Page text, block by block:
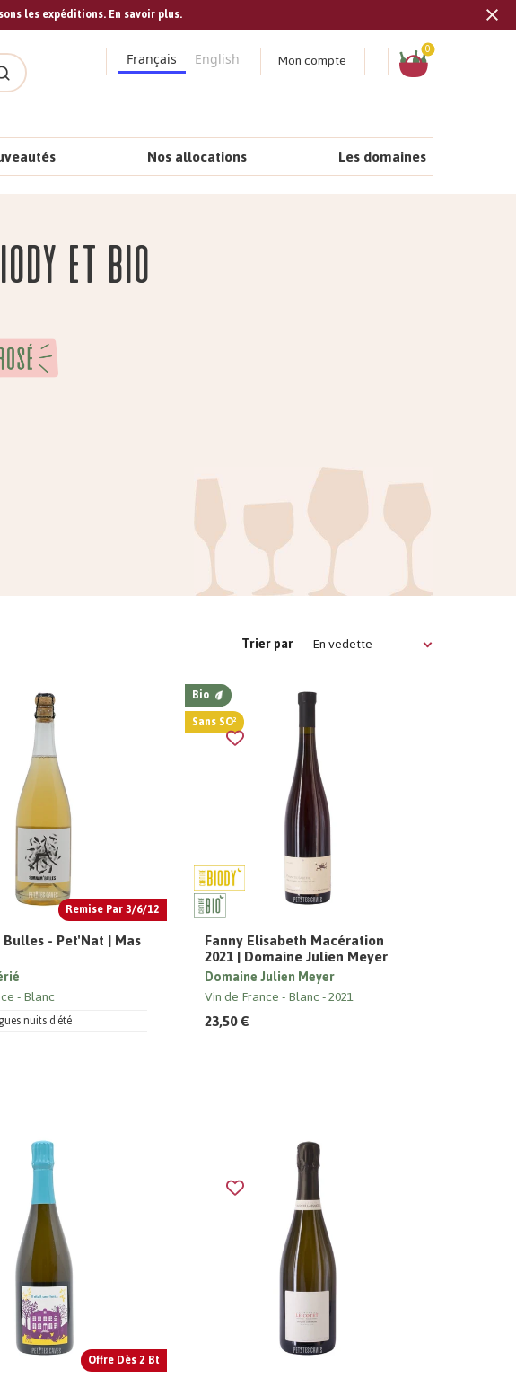
les expéditions. En savoir plus.
Rechercher
Français English Mon compte
Panier
0
Nos allocations Les domaines
et bio
Trier par En vedette
Remise Par 3/6/12
- Pet'Nat | Mas
nuits d'été
Blanc
Bio
Sans SO²
Fanny Elisabeth Macération
2021 | Domaine Julien Meyer
Domaine Julien Meyer
Vin de France Blanc 2021
23,50 €
Offre Dès 2 Bt